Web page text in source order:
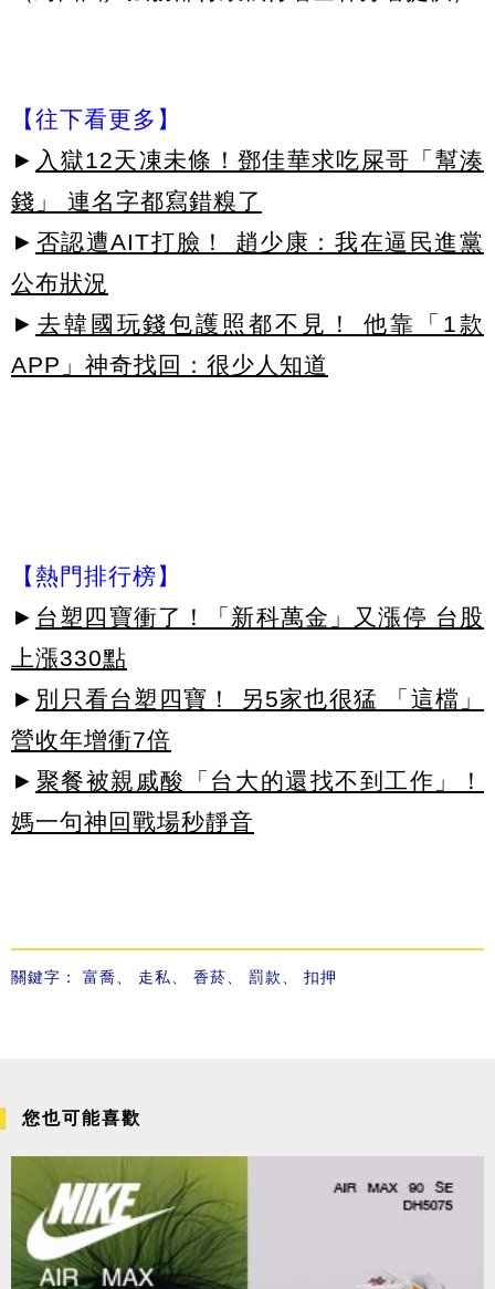
【往下看更多】
► 入獄12天凍未條！鄧佳華求吃屎哥「幫湊
錢」 連名字都寫錯糗了
► 否認遭AIT打臉！ 趙少康：我在逼民進黨
公布狀況
► 去韓國玩錢包護照都不見！ 他靠「1款
APP」神奇找回：很少人知道
【熱門排行榜】
► 台塑四寶衝了！「新科萬金」又漲停 台股
上漲330點
► 別只看台塑四寶！ 另5家也很猛 「這檔」
營收年增衝7倍
► 聚餐被親戚酸「台大的還找不到工作」！
媽一句神回戰場秒靜音
關鍵字： 富喬、 走私、 香菸、 罰款、 扣押
您也可能喜歡